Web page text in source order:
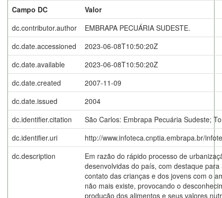
Campo DC
Valor
dc.contributor.author
EMBRAPA PECUÁRIA SUDESTE.
dc.date.accessioned
2023-06-08T10:50:20Z
dc.date.available
2023-06-08T10:50:20Z
dc.date.created
2007-11-09
dc.date.issued
2004
dc.identifier.citation
São Carlos: Embrapa Pecuária Sudeste;
dc.identifier.uri
http://www.infoteca.cnptia.embrapa.br/
dc.description
Em razão do rápido processo de
desenvolvidas do país, com destaque
contato das crianças e dos jovens com o
não mais existe, provocando o
produção dos alimentos e seus valores